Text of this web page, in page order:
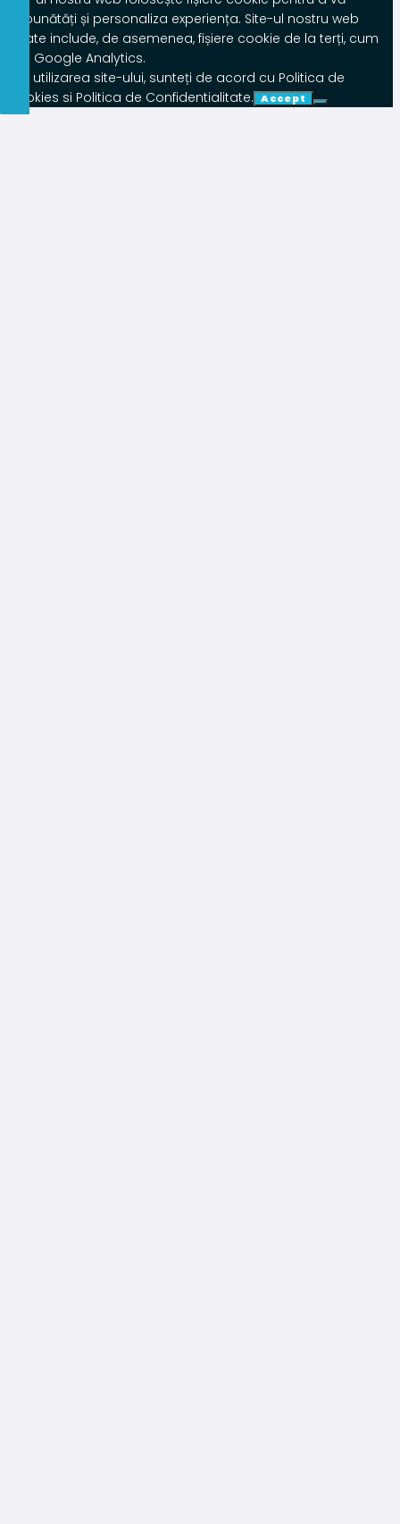
îmbunătăți și personaliza experiența. Site-ul nostru web
poate include, de asemenea, fișiere cookie de la terți, cum
ar fi Google Analytics.
Prin utilizarea site-ului, sunteți de acord cu Politica de
Cookies si Politica de Confidentialitate. Accept